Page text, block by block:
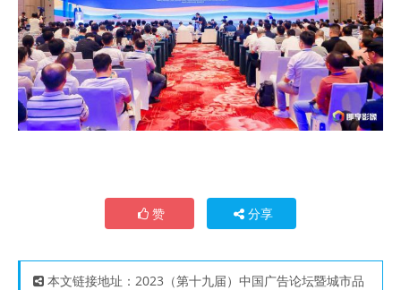
赞 分享
本文链接地址： 2023（第十九届）中国广告论坛暨城市品